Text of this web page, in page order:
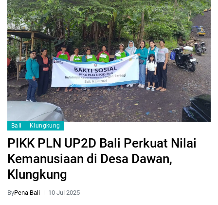
Bali Klungkung
PIKK PLN UP2D Bali Perkuat Nilai
Kemanusiaan di Desa Dawan,
Klungkung
ByPena Bali 10 Jul 2025